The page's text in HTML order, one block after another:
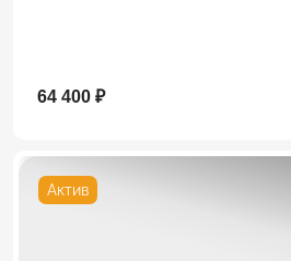
64 400 ₽
Актив